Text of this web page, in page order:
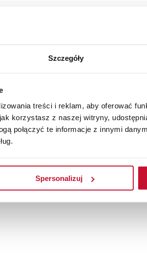
Szczegóły
treści i reklam, aby oferować
korzystasz z naszej witryny,
połączyć te informacje z innymi
Spersonalizuj